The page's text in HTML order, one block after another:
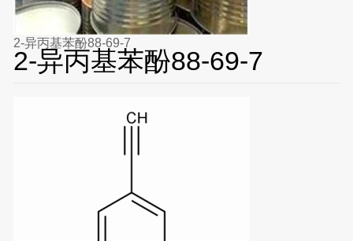
2-异丙基苯酚88-69-7
2-异丙基苯酚88-69-7